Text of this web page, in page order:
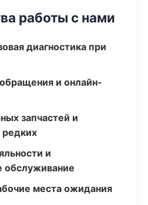
работы с нами
диагностика при
и онлайн-
запчастей и
редких
и
обслуживание
места ожидания